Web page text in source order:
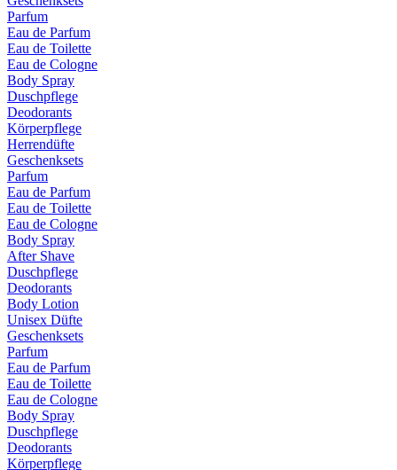
Parfum
Eau de Parfum
Eau de Toilette
Eau de Cologne
Body Spray
Duschpflege
Deodorants
Körperpflege
Herrendüfte
Geschenksets
Parfum
Eau de Parfum
Eau de Toilette
Eau de Cologne
Body Spray
After Shave
Duschpflege
Deodorants
Body Lotion
Unisex Düfte
Geschenksets
Parfum
Eau de Parfum
Eau de Toilette
Eau de Cologne
Body Spray
Duschpflege
Deodorants
Körperpflege